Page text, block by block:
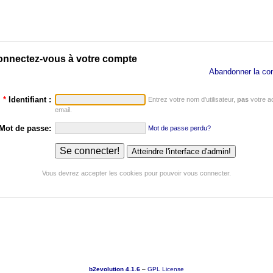
vous à votre compte
Abandonner la
* Identifiant : Entrez votre nom d'utilisateur, pasvotre
email.
de passe: Mot de passe perdu?
Vous devrez accepter les cookies pour pouvoir vous connecter.
b2evolution 4.1.6 – GPL License